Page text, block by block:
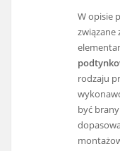
W opisie
związane
rodzaju
być